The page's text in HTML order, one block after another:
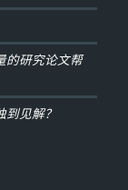
的研究论文帮
见解？